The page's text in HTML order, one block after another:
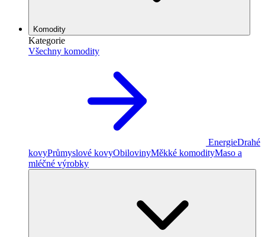
Komodity
Kategorie
Všechny komodity
EnergieDrahé
kovyPrůmyslové kovyObilovinyMěkké komodityMaso a
mléčné výrobky